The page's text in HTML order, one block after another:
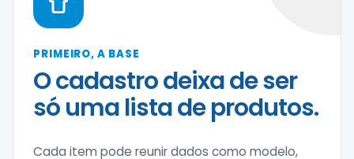
PRIMEIRO, A BASE
O cadastro deixa de ser
só uma lista de produtos.
Cada item pode reunir dados como modelo,